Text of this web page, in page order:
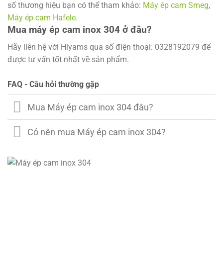
số thương hiệu bạn có thể tham khảo: Máy ép cam Smeg,
Máy ép cam Hafele.
Mua máy ép cam inox 304 ở đâu?
Hãy liên hệ với Hiyams qua số điện thoại: 0328192079 để
được tư vấn tốt nhất về sản phẩm.
FAQ - Câu hỏi thường gặp
Mua Máy ép cam inox 304 đâu?
Có nên mua Máy ép cam inox 304?